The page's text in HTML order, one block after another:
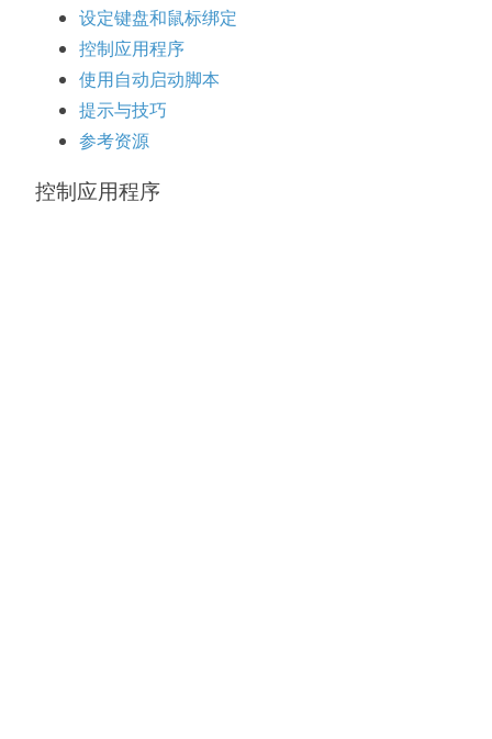
设定键盘和鼠标绑定
控制应用程序
使用自动启动脚本
提示与技巧
参考资源
控制应用程序